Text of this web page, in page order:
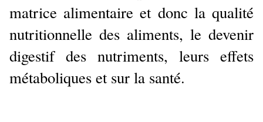
matrice alimentaire et donc la qualité
nutritionnelle des aliments, le devenir
digestif des nutriments, leurs effets
métaboliques et sur la santé.